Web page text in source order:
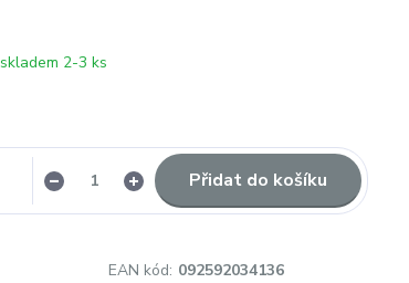
skladem 2-3 ks
Přidat do košíku
EAN kód: 092592034136